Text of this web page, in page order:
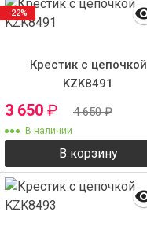
Крестик с цепочкой
KZK8491
3 650 ₽ 4 650₽
В наличии
В корзину
-22%